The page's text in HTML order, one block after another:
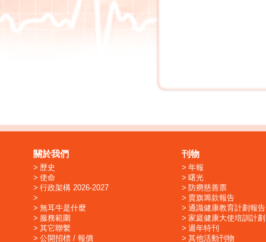
關於我們
歷史
使命
行政架構 2026-2027
無耳牛是什麼
服務範圍
其它聯繫
公開招標 / 報價
刊物
年報
曙光
防癆慈善票
賣旗籌款報告
通識健康教育計劃報告
家庭健康大使培訓計劃
週年特刊
其他活動刊物